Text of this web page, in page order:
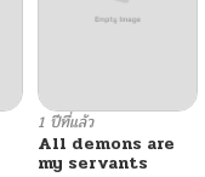
02/07/2026
01/02/2026
1 ปีที่แล้ว
All demons are
my servants